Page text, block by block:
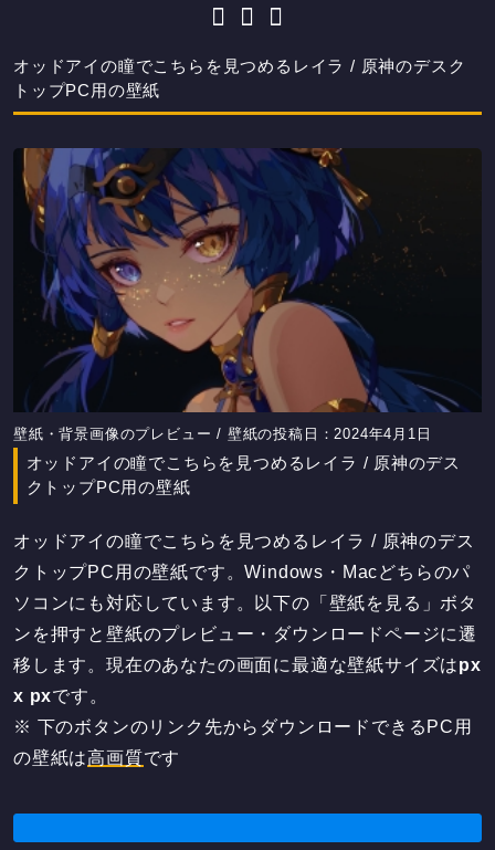
オッドアイの瞳でこちらを見つめるレイラ / 原神のデスク
トップPC用の壁紙
壁紙・背景画像のプレビュー / 壁紙の投稿日：2024年4月1日
オッドアイの瞳でこちらを見つめるレイラ / 原神のデス
クトップPC用の壁紙
オッドアイの瞳でこちらを見つめるレイラ / 原神のデス
クトップPC用の壁紙です。Windows・Macどちらのパ
ソコンにも対応しています。以下の「壁紙を見る」ボタ
ンを押すと壁紙のプレビュー・ダウンロードページに遷
移します。現在のあなたの画面に最適な壁紙サイズはpx
x pxです。
※ 下のボタンのリンク先からダウンロードできるPC用
の壁紙は高画質です